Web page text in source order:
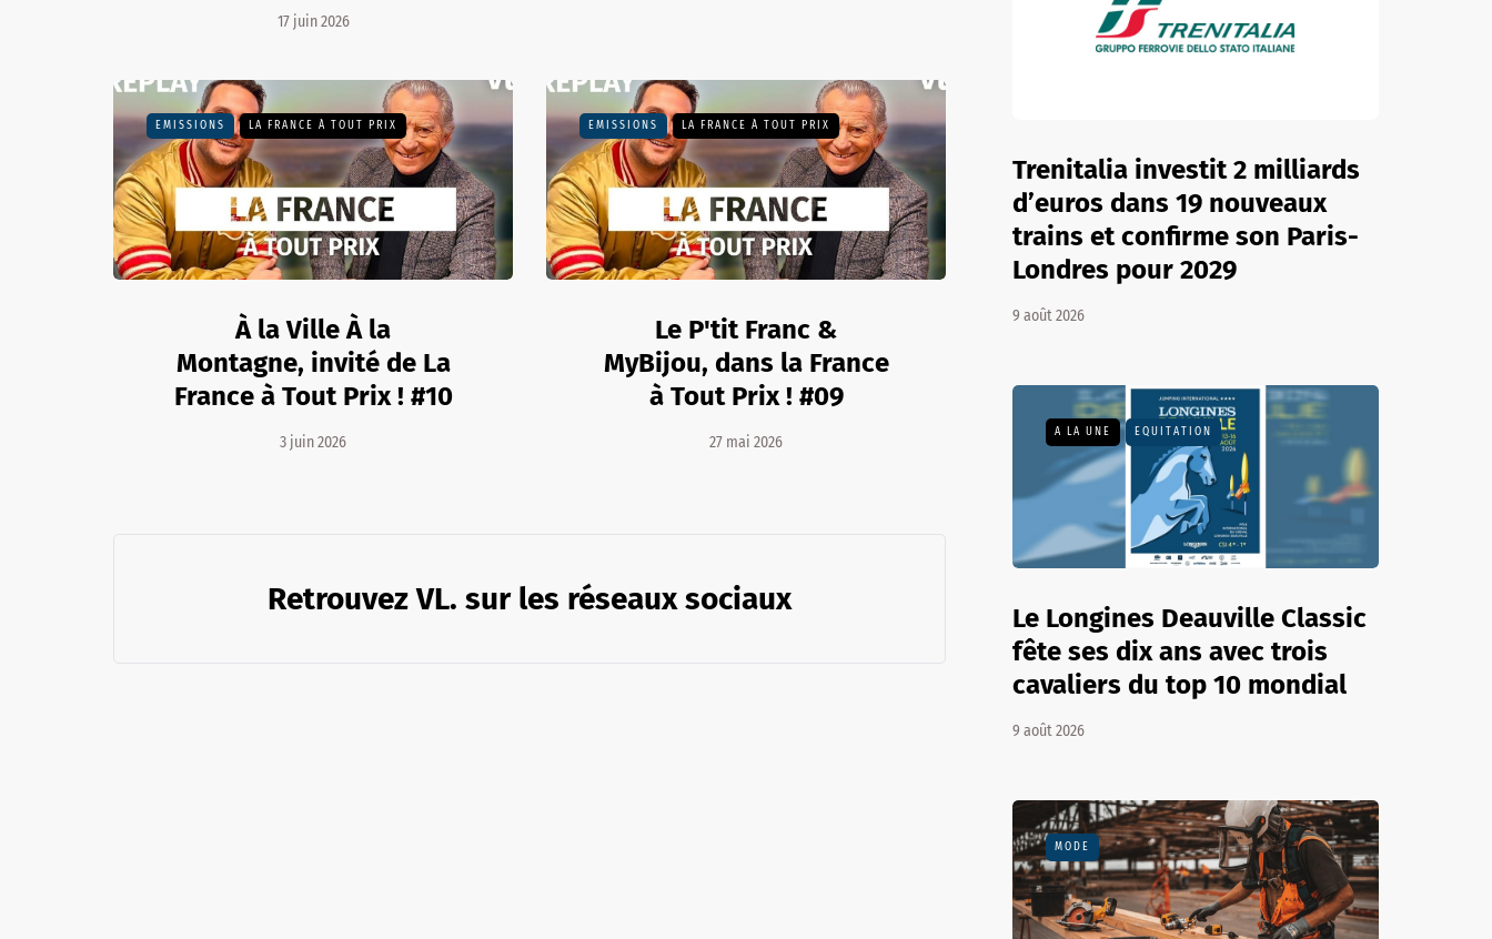
17 juin 2026
EMISSIONS LA FRANCE À TOUT PRIX
À la Ville À la
Montagne, invité de La
France à Tout Prix ! #10
3 juin 2026
EMISSIONS LA FRANCE À TOUT PRIX
Le P'tit Franc &
MyBijou, dans la France
à Tout Prix ! #09
27 mai 2026
Retrouvez VL. sur les réseaux sociaux
Trenitalia investit 2 milliards
d’euros dans 19 nouveaux
trains et confirme son Paris-
Londres pour 2029
9 août 2026
A LA UNE EQUITATION
Le Longines Deauville Classic
fête ses dix ans avec trois
cavaliers du top 10 mondial
9 août 2026
MODE